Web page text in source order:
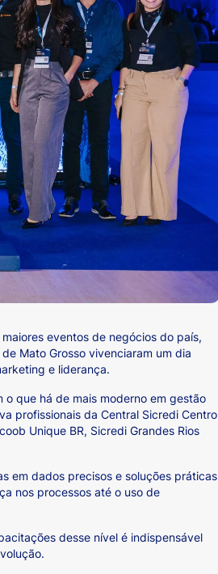
eventos de negócios do país,
Mato Grosso vivenciaram um dia
e liderança.
que há de mais moderno em gestão
profissionais da Central Sicredi Centro
Unique BR, Sicredi Grandes Rios
em dados precisos e soluções práticas
nos processos até o uso de
desse nível é indispensável